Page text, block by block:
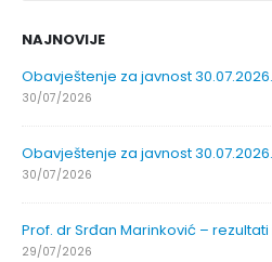
NAJNOVIJE
Obavještenje za javnost
30/07/2026
Obavještenje za javnost
30/07/2026
Prof. dr Srđan Marinković –
29/07/2026